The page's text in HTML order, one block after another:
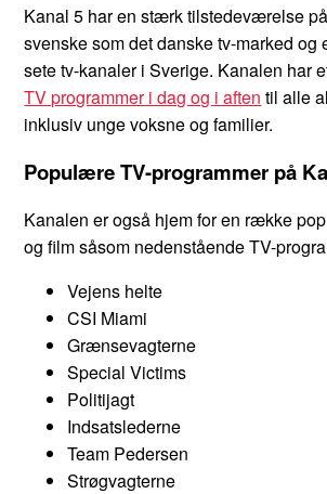
Kanal 5 har en stærk tilstedeværelse
svenske som det danske tv-marked og
sete tv-kanaler i Sverige. Kanalen har
TV programmer i dag og i aften til alle
inklusiv unge voksne og familier.
Populære TV-programmer på
Kanalen er også hjem for en række
og film såsom nedenstående TV-
Vejens helte
CSI Miami
Grænsevagterne
Special Victims
Politijagt
Indsatslederne
Team Pedersen
Strøgvagterne